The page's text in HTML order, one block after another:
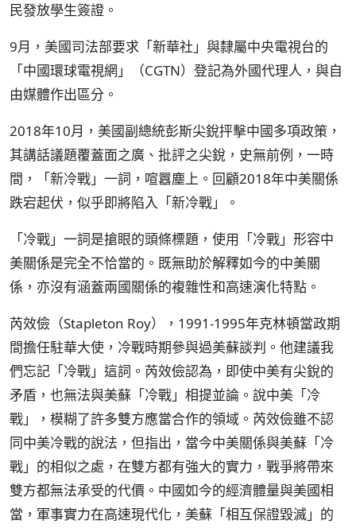
民發放學生簽證。
9月，美國司法部要求「新華社」與隸屬中央電視台的
「中國環球電視網」（CGTN）登記為外國代理人，與自
由媒體作出區分。
2018年10月，美國副總統彭斯尖銳抨擊中國多項政策，
其講話議題覆蓋面之廣、批評之尖銳，史無前例，一時
間，「新冷戰」一詞，喧囂塵上。回顧2018年中美關係
跌宕起伏，似乎即將陷入「新冷戰」。
「冷戰」一詞是搶眼的頭條標題，使用「冷戰」形容中
美關係是完全不恰當的。既無助於解釋如今的中美關
係，亦沒有涵蓋兩國關係的複雜性和高速演化特點。
芮效儉（Stapleton Roy），1991-1995年克林頓當政期
間擔任駐華大使，冷戰時期參與過美蘇談判。他建議我
們忘記「冷戰」這詞。芮效儉認為，即使中美有尖銳的
矛盾，也無法與美蘇「冷戰」相提並論。說中美「冷
戰」，模糊了許多雙方應當合作的領域。芮效儉雖不認
同中美冷戰的說法，但指出，當今中美關係與美蘇「冷
戰」的相似之處，在雙方都有強大的實力，戰爭將帶來
雙方都無法承受的代價。中國如今的經濟體量與美國相
當，軍事實力在高速現代化，美蘇「相互保證毀滅」的